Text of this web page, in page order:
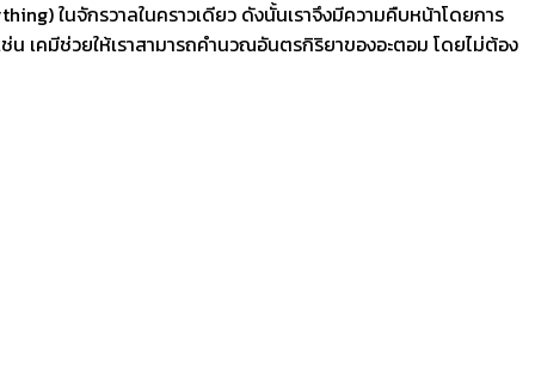
ในจักรวาลในคราวเดียว ดังนั้นเราจึงมีความคืบหน้าโดยการ
เคมีช่วยให้เราสามารถคำนวณอันตรกิริยาของอะตอม โดยไม่ต้อง